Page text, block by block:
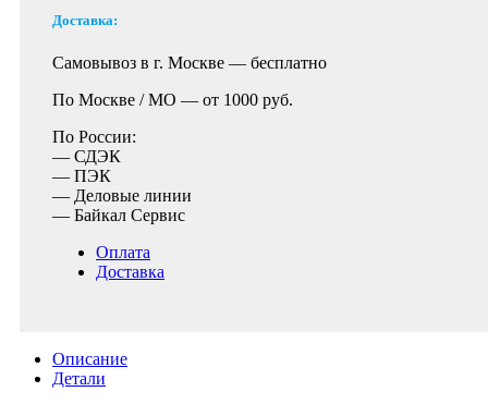
Доставка:
Самовывоз в г. Москве — бесплатно
По Москве / МО — от 1000 руб.
По России:
— СДЭК
— ПЭК
— Деловые линии
— Байкал Сервис
Оплата
Доставка
Описание
Детали